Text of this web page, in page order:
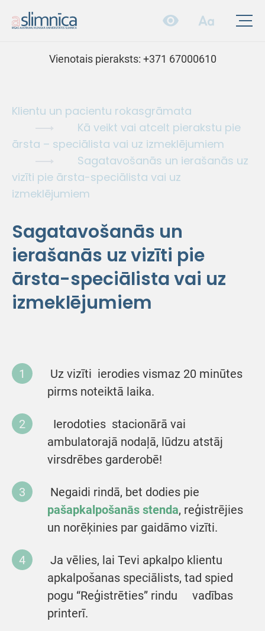
Vienotais pieraksts: +371 67000610
Klientu un pacientu rokasgrāmata
Kā veikt vai atcelt pierakstu pie
ārsta – speciālista vai uz izmeklējumiem
Sagatavošanās un ierašanās uz
vizīti pie ārsta-speciālista vai uz
izmeklējumiem
Sagatavošanās un
ierašanās uz vizīti pie
ārsta-speciālista vai uz
izmeklējumiem
Uz vizīti ierodies vismaz 20 minūtes
pirms noteiktā laika.
Ierodoties stacionārā vai
ambulatorajā nodaļā, lūdzu atstāj
virsdrēbes garderobē!
Negaidi rindā, bet dodies pie
pašapkalpošanās stenda, reģistrējies
un norēķinies par gaidāmo vizīti.
Ja vēlies, lai Tevi apkalpo klientu
apkalpošanas speciālists, tad spied
pogu “Reģistrēties” rindu vadības
printerī.